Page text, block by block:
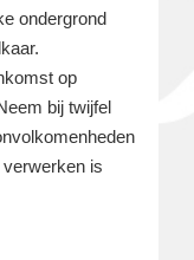
ondergrond
op
bij twijfel
is